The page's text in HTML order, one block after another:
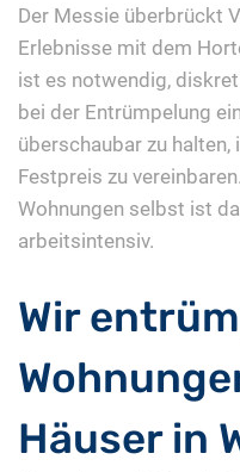
Der Messie überbrückt
Erlebnisse mit dem
ist es notwendig,
bei der Entrümpelung
überschaubar zu
Festpreis zu
Wohnungen selbst ist
arbeitsintensiv.
Wir
Häuser in